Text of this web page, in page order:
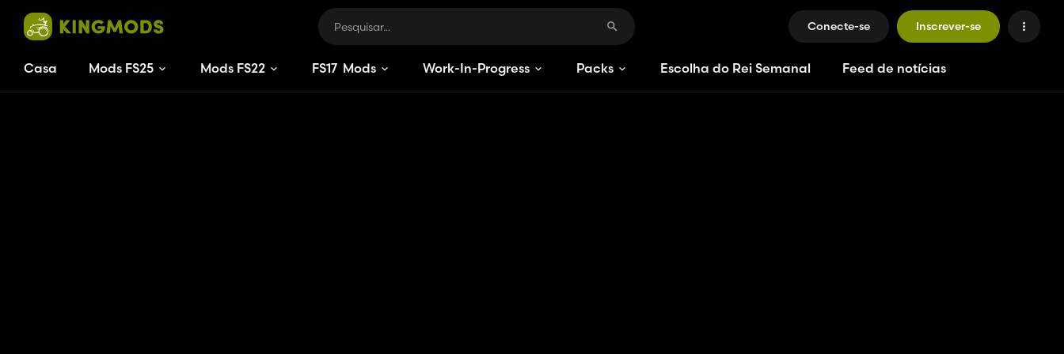
Conecte-se Inscrever-se
Casa Mods FS25 Mods FS22 FS17 Mods Work-In-Progress Packs Escolha do Rei Semanal Feed de notícias